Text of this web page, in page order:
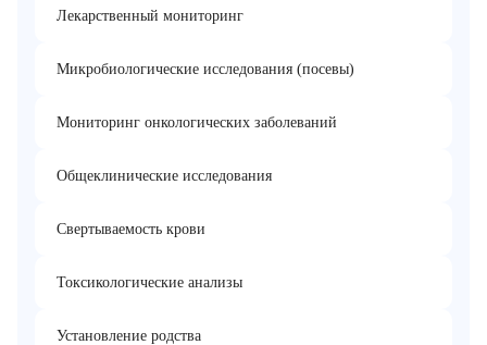
Лекарственный мониторинг
Микробиологические исследования (посевы)
Мониторинг онкологических заболеваний
Общеклинические исследования
Свертываемость крови
Токсикологические анализы
Установление родства